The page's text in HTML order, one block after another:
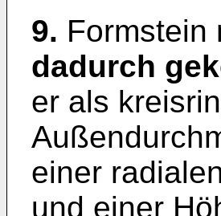
9. Formstein
dadurch
er als
einer
und einer